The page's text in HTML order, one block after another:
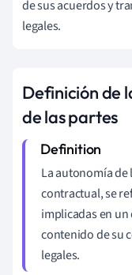
de sus acuerdos y
legales.
Definición de
de las partes
La autonomía de
contractual, se
implicadas en
contenido de su
legales.